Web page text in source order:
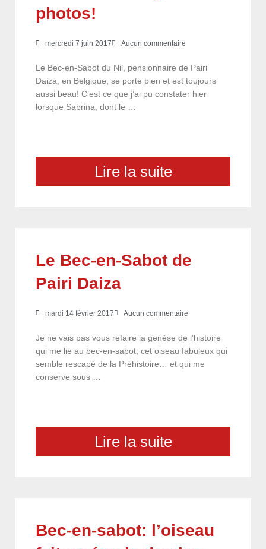
photos!
mercredi 7 juin 2017 Aucun commentaire
Le Bec-en-Sabot du Nil, pensionnaire de Pairi
Daiza, en Belgique, se porte bien et est toujours
aussi beau! C’est ce que j’ai pu constater hier
lorsque Sabrina, dont le …
Lire la suite
Le Bec-en-Sabot de
Pairi Daiza
mardi 14 février 2017 Aucun commentaire
Je ne vais pas vous refaire la genèse de l’histoire
qui me lie au bec-en-sabot, cet oiseau fabuleux qui
semble rescapé de la Préhistoire… et qui me
conserve sous …
Lire la suite
Bec-en-sabot: l’oiseau